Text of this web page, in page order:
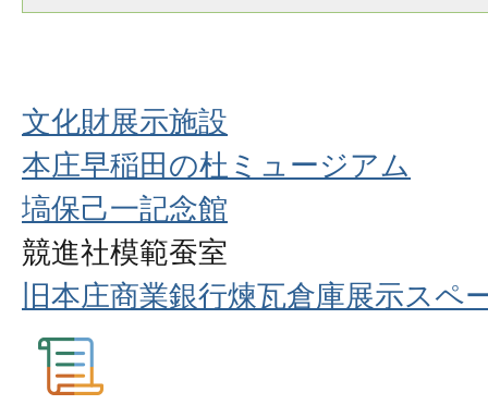
文化財展示施設
本庄早稲田の杜ミュージアム
塙保己一記念館
競進社模範蚕室
旧本庄商業銀行煉瓦倉庫展示スペ